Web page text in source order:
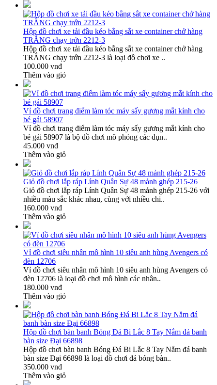
Hộp đồ chơi xe tải đầu kéo bằng sắt xe container chở hàng
TRẮNG chạy trớn 2212-3
Hộp đồ chơi xe tải đầu kéo bằng sắt xe container chở hàng
TRẮNG chạy trớn 2212-3 là loại đồ chơi xe ..
100.000 vnđ
Thêm vào giỏ
Vỉ đồ chơi trang điểm làm tóc máy sấy gương mắt kính cho
bé gái 58907
Vỉ đồ chơi trang điểm làm tóc máy sấy gương mắt kính cho
bé gái 58907 là bộ đồ chơi mô phỏng các dụn..
45.000 vnđ
Thêm vào giỏ
Giỏ đồ chơi lắp ráp Lính Quân Sự 48 mảnh ghép 215-26
Giỏ đồ chơi lắp ráp Lính Quân Sự 48 mảnh ghép 215-26 với
nhiều màu sắc khác nhau, cùng với nhiều chi..
160.000 vnđ
Thêm vào giỏ
Vỉ đồ chơi siêu nhân mô hình 10 siêu anh hùng Avengers có
đèn 12706
Vỉ đồ chơi siêu nhân mô hình 10 siêu anh hùng Avengers có
đèn 12706 là loại đồ chơi mô hình các nhân..
180.000 vnđ
Thêm vào giỏ
Hộp đồ chơi bàn banh Bóng Đá Bi Lắc 8 Tay Nắm đá banh
bàn size Đại 66898
Hộp đồ chơi bàn banh Bóng Đá Bi Lắc 8 Tay Nắm đá banh
bàn size Đại 66898 là loại đồ chơi đá bóng bàn..
350.000 vnđ
Thêm vào giỏ